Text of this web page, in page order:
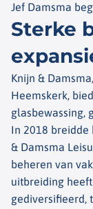
Jef Damsma
Sterke
Knijn &
Heemskerk,
glasbewassing,
In 2018
& Damsma
beheren van
uitbreiding
gediversifieerd,